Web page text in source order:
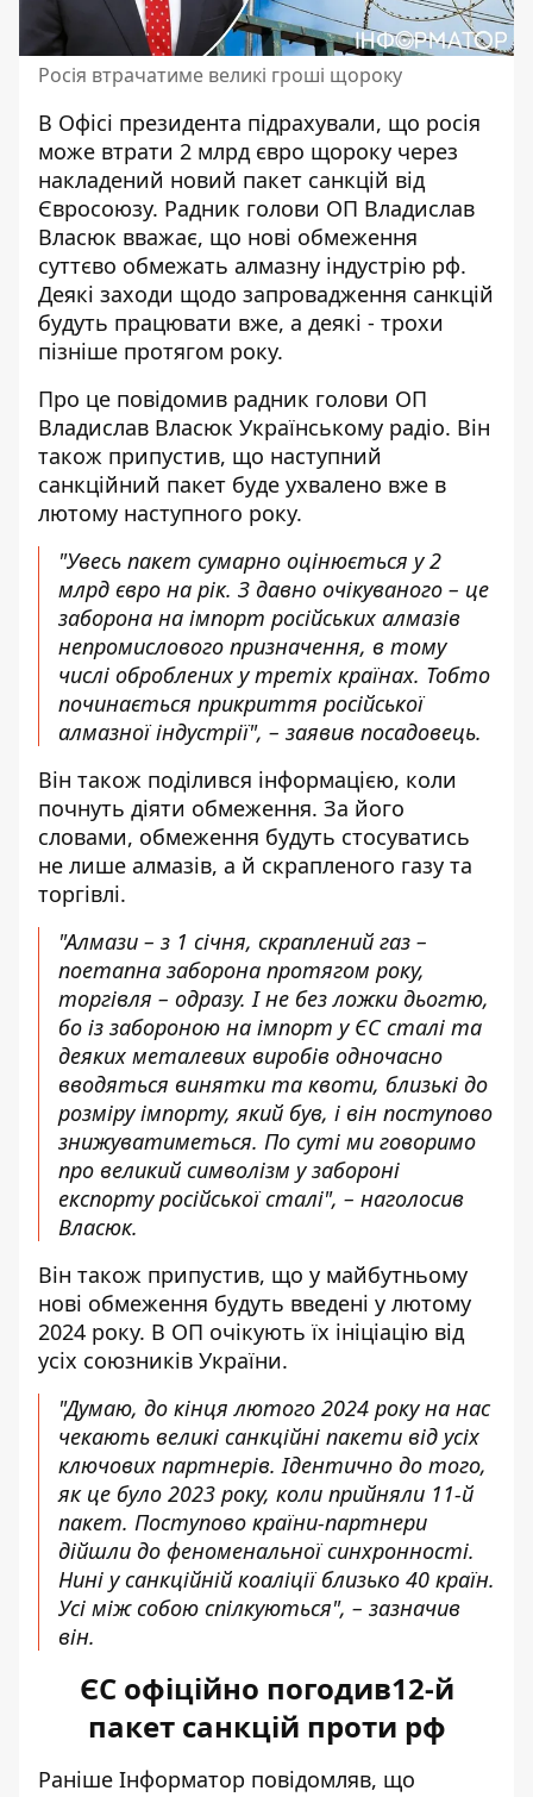
Росія втрачатиме великі гроші щороку
В Офісі президента підрахували, що росія
може втрати 2 млрд євро щороку через
накладений новий пакет санкцій від
Євросоюзу. Радник голови ОП Владислав
Власюк вважає, що нові обмеження
суттєво обмежать алмазну індустрію рф.
Деякі заходи щодо запровадження санкцій
будуть працювати вже, а деякі - трохи
пізніше протягом року.
Про це повідомив радник голови ОП
Владислав Власюк Українському радіо. Він
також припустив, що наступний
санкційний пакет буде ухвалено вже в
лютому наступного року.
"Увесь пакет сумарно оцінюється у 2
млрд євро на рік. З давно очікуваного – це
заборона на імпорт російських алмазів
непромислового призначення, в тому
числі оброблених у третіх країнах. Тобто
починається прикриття російської
алмазної індустрії", – заявив посадовець.
Він також поділився інформацією, коли
почнуть діяти обмеження. За його
словами, обмеження будуть стосуватись
не лише алмазів, а й скрапленого газу та
торгівлі.
"Алмази – з 1 січня, скраплений газ –
поетапна заборона протягом року,
торгівля – одразу. І не без ложки дьогтю,
бо із забороною на імпорт у ЄС сталі та
деяких металевих виробів одночасно
вводяться винятки та квоти, близькі до
розміру імпорту, який був, і він поступово
знижуватиметься. По суті ми говоримо
про великий символізм у забороні
експорту російської сталі", – наголосив
Власюк.
Він також припустив, що у майбутньому
нові обмеження будуть введені у лютому
2024 року. В ОП очікують їх ініціацію від
усіх союзників України.
"Думаю, до кінця лютого 2024 року на нас
чекають великі санкційні пакети від усіх
ключових партнерів. Ідентично до того,
як це було 2023 року, коли прийняли 11-й
пакет. Поступово країни-партнери
дійшли до феноменальної синхронності.
Нині у санкційній коаліції близько 40 країн.
Усі між собою спілкуються", – зазначив
він.
ЄС офіційно погодив12-й
пакет санкцій проти рф
Раніше Інформатор повідомляв, що